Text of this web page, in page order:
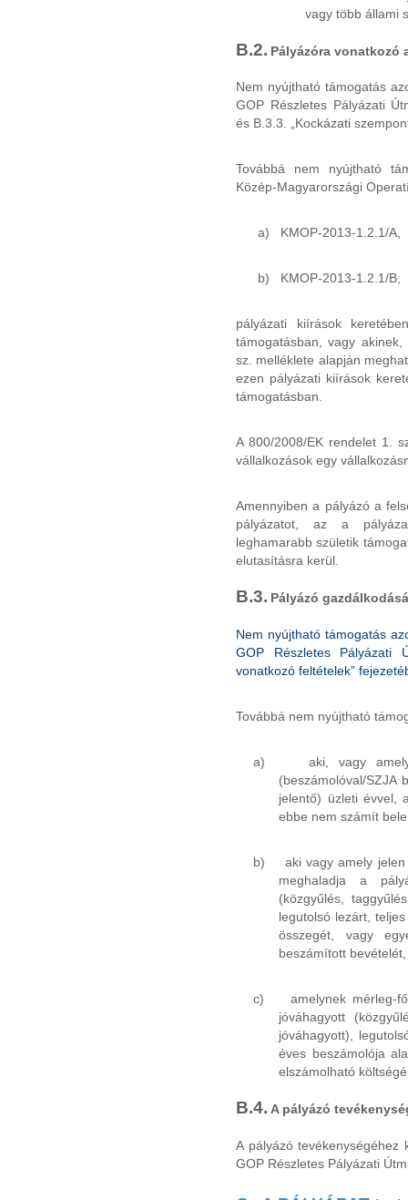
vagy több állami
B.2. Pályázóra vonatkozó
Nem nyújtható támogatás
GOP Részletes Pályázati
és B.3.3. „Kockázati
Továbbá nem nyújtható
Közép-Magyarországi
a) KMOP-2013-1.2.1/A,
b) KMOP-2013-1.2.1/B,
pályázati kiírások
támogatásban, vagy
sz. melléklete alapján
ezen pályázati kiírások
támogatásban.
A 800/2008/EK rendelet 1.
vállalkozások egy
Amennyiben a pályázó a
pályázatot, az a
leghamarabb születik
elutasításra kerül.
B.3. Pályázó
Nem nyújtható támogatás
GOP Részletes Pályázati
vonatkozó feltételek”
Továbbá nem nyújtható
a)
aki, vagy
(beszámolóval/SZJA
jelentő) üzleti évvel,
ebbe nem számít
b)
aki vagy amely
meghaladja a
(közgyűlés,
legutolsó lezárt,
összegét, vagy
beszámított bevételét,
c)
amelynek mérleg-
jóváhagyott
jóváhagyott),
éves beszámolója
elszámolható
B.4. A pályázó
A pályázó tevékenységéhez
GOP Részletes Pályázati